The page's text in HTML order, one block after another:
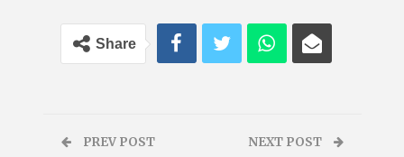
Share
PREV POST NEXT POST